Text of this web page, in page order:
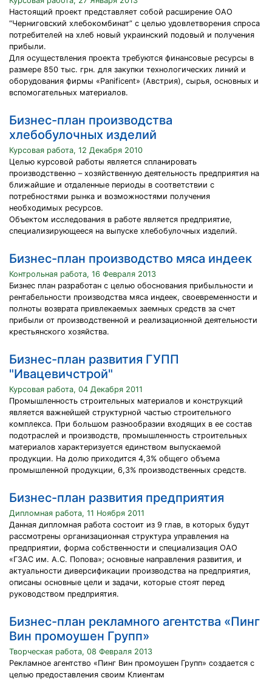
Настоящий проект представляет собой расширение ОАО
“Черниговский хлебокомбинат” с целью удовлетворения спроса
потребителей на хлеб новый украинский подовый и получения
прибыли.
Для осуществления проекта требуются финансовые ресурсы в
размере 850 тыс. грн. для закупки технологических линий и
оборудования фирмы «Panificent» (Австрия), сырья, основных и
вспомогательных материалов.
Бизнес-план производства
хлебобулочных изделий
Курсовая работа, 12 Декабря 2010
Целью курсовой работы является спланировать
производственно – хозяйственную деятельность предприятия на
ближайшие и отдаленные периоды в соответствии с
потребностями рынка и возможностями получения
необходимых ресурсов.
Объектом исследования в работе является предприятие,
специализирующееся на выпуске хлебобулочных изделий.
Бизнес-план производство мяса индеек
Контрольная работа, 16 Февраля 2013
Бизнес план разработан с целью обоснования прибыльности и
рентабельности производства мяса индеек, своевременности и
полноты возврата привлекаемых заемных средств за счет
прибыли от производственной и реализационной деятельности
крестьянского хозяйства.
Бизнес-план развития ГУПП
"Ивацевичстрой"
Курсовая работа, 04 Декабря 2011
Промышленность строительных материалов и конструкций
является важнейшей структурной частью строительного
комплекса. При большом разнообразии входящих в ее состав
подотраслей и производств, промышленность строительных
материалов характеризуется единством выпускаемой
продукции. На долю приходится 4,3% общего объема
промышленной продукции, 6,3% производственных средств.
Бизнес-план развития предприятия
Дипломная работа, 11 Ноября 2011
Данная дипломная работа состоит из 9 глав, в которых будут
рассмотрены организационная структура управления на
предприятии, форма собственности и специализация ОАО
«ГЗАС им. А.С. Попова»; основные направления развития, и
актуальности диверсификации производства на предприятия,
описаны основные цели и задачи, которые стоят перед
руководством предприятия.
Бизнес-план рекламного агентства «Пинг
Вин промоушен Групп»
Творческая работа, 08 Февраля 2013
Рекламное агентство «Пинг Вин промоушен Групп» создается с
целью предоставления своим Клиентам